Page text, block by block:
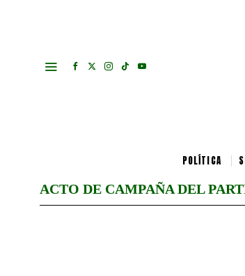
POLÍTICA
ACTO DE CAMPAÑA DEL